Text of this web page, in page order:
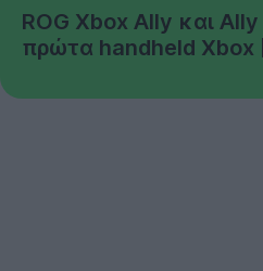
ROG Xbox Ally και Ally
πρώτα handheld Xbox